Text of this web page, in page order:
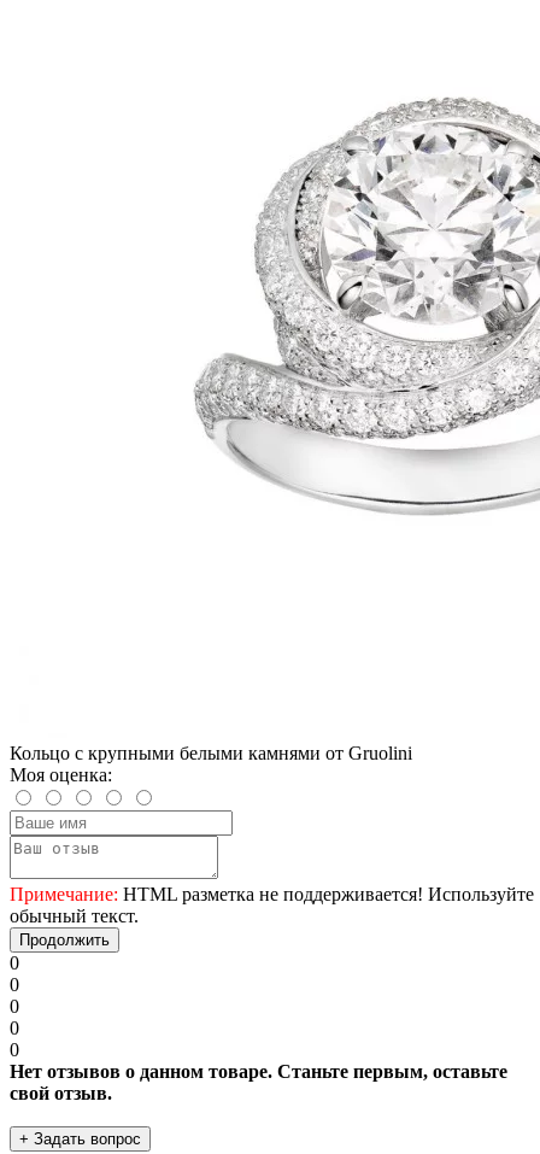
Кольцо с крупными белыми камнями от Gruolini
Моя оценка:
Примечание: HTML разметка не поддерживается! Используйте
обычный текст.
Продолжить
0
0
0
0
0
Нет отзывов о данном товаре. Станьте первым, оставьте
свой отзыв.
+ Задать вопрос